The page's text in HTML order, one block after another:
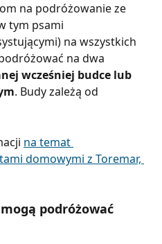
na podróżowanie ze
tym psami
na wszystkich
na dwa
wcześniej budce lub
. Budy zależą od
na temat
domowymi z Toremar,
podróżować